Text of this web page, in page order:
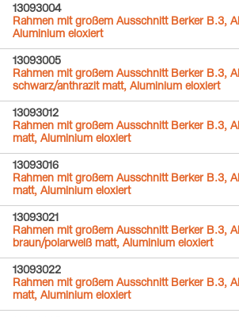
13093004
Rahmen mit großem Ausschnitt Berker B.3,
Aluminium eloxiert
13093005
Rahmen mit großem Ausschnitt Berker B.3,
schwarz/anthrazit matt, Aluminium eloxiert
13093012
Rahmen mit großem Ausschnitt Berker B.3,
matt, Aluminium eloxiert
13093016
Rahmen mit großem Ausschnitt Berker B.3,
matt, Aluminium eloxiert
13093021
Rahmen mit großem Ausschnitt Berker B.3,
braun/polarweiß matt, Aluminium eloxiert
13093022
Rahmen mit großem Ausschnitt Berker B.3,
matt, Aluminium eloxiert